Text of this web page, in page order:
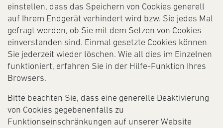
einstellen, dass das Speichern von Cookies generell
auf Ihrem Endgerät verhindert wird bzw. Sie jedes Mal
gefragt werden, ob Sie mit dem Setzen von Cookies
einverstanden sind. Einmal gesetzte Cookies können
Sie jederzeit wieder löschen. Wie all dies im Einzelnen
funktioniert, erfahren Sie in der Hilfe-Funktion Ihres
Browsers.
Bitte beachten Sie, dass eine generelle Deaktivierung
von Cookies gegebenenfalls zu
Funktionseinschränkungen auf unserer Website